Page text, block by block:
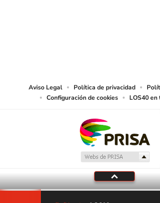
Aviso Legal Política de privacidad
Configuración de cookies
LOS40